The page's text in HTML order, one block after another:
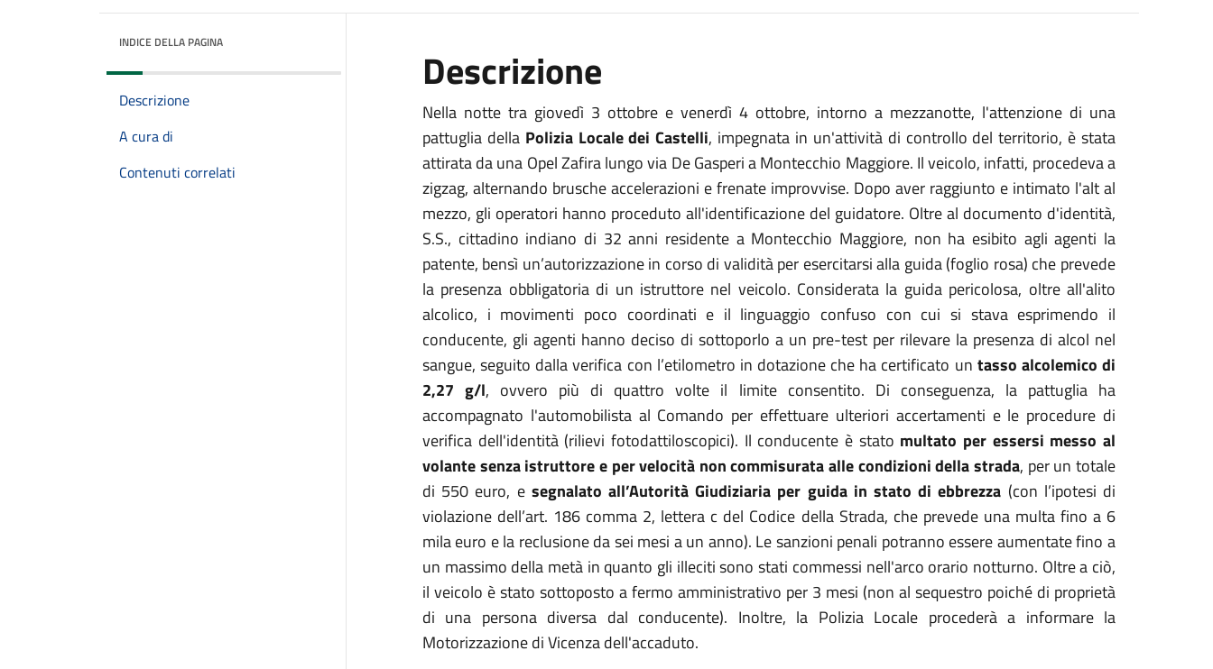
INDICE DELLA PAGINA
Descrizione
A cura di
Contenuti correlati
Descrizione
Nella notte tra giovedì 3 ottobre e venerdì 4 ottobre, intorno a mezzanotte, l'attenzione di una
pattuglia della Polizia Locale dei Castelli, impegnata in un'attività di controllo del territorio, è stata
attirata da una Opel Zafira lungo via De Gasperi a Montecchio Maggiore. Il veicolo, infatti, procedeva a
zigzag, alternando brusche accelerazioni e frenate improvvise. Dopo aver raggiunto e intimato l'alt al
mezzo, gli operatori hanno proceduto all'identificazione del guidatore. Oltre al documento d'identità,
S.S., cittadino indiano di 32 anni residente a Montecchio Maggiore, non ha esibito agli agenti la
patente, bensì un’autorizzazione in corso di validità per esercitarsi alla guida (foglio rosa) che prevede
la presenza obbligatoria di un istruttore nel veicolo. Considerata la guida pericolosa, oltre all'alito
alcolico, i movimenti poco coordinati e il linguaggio confuso con cui si stava esprimendo il
conducente, gli agenti hanno deciso di sottoporlo a un pre-test per rilevare la presenza di alcol nel
sangue, seguito dalla verifica con l’etilometro in dotazione che ha certificato un tasso alcolemico di
2,27 g/l, ovvero più di quattro volte il limite consentito. Di conseguenza, la pattuglia ha
accompagnato l'automobilista al Comando per effettuare ulteriori accertamenti e le procedure di
verifica dell'identità (rilievi fotodattiloscopici). Il conducente è stato multato per essersi messo al
volante senza istruttore e per velocità non commisurata alle condizioni della strada, per un totale
di 550 euro, e segnalato all’Autorità Giudiziaria per guida in stato di ebbrezza (con l’ipotesi di
violazione dell’art. 186 comma 2, lettera c del Codice della Strada, che prevede una multa fino a 6
mila euro e la reclusione da sei mesi a un anno). Le sanzioni penali potranno essere aumentate fino a
un massimo della metà in quanto gli illeciti sono stati commessi nell'arco orario notturno. Oltre a ciò,
il veicolo è stato sottoposto a fermo amministrativo per 3 mesi (non al sequestro poiché di proprietà
di una persona diversa dal conducente). Inoltre, la Polizia Locale procederà a informare la
Motorizzazione di Vicenza dell'accaduto.